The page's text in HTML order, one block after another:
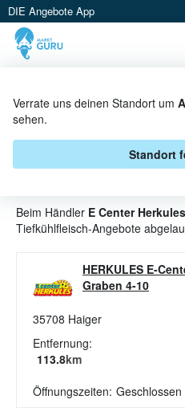
DIE Angebote App
Verrate uns deinen Standort um
sehen.
Standort
AKTIONEN BEI E
HERKULES
Beim Händler E Center Herkules
Tiefkühlfleisch-Angebote
HERKULES E-
Graben 4-10
35708 Haiger
Entfernung:
113.8km
Öffnungszeiten: Geschlossen